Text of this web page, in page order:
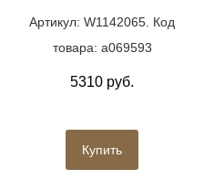
Артикул: W1142065. Код
товара: a069593
5310 руб.
Купить